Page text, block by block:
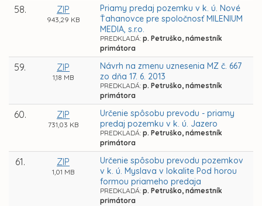
58. ZIP
943,29 KB
Priamy predaj pozemku v k. ú. Nové
Ťahanovce pre spoločnosť MILENIUM
MEDIA, s.r.o.
PREDKLADÁ: p. Petruško, námestník
primátora
59. ZIP
1,18 MB
Návrh na zmenu uznesenia MZ č. 667
zo dňa 17. 6. 2013
PREDKLADÁ: p. Petruško, námestník
primátora
60. ZIP
731,03 KB
Určenie spôsobu prevodu - priamy
predaj pozemku v k. ú. Jazero
PREDKLADÁ: p. Petruško, námestník
primátora
61. ZIP
1,01 MB
Určenie spôsobu prevodu pozemkov
v k. ú. Myslava v lokalite Pod horou
formou priameho predaja
PREDKLADÁ: p. Petruško, námestník
primátora